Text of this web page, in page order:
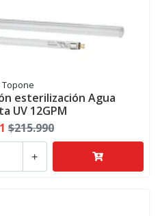
Topone
esterilización Agua
UV 12GPM
$215.990
+